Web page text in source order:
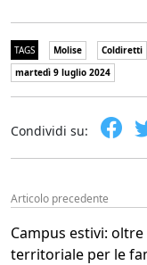
TAGS Molise Coldiretti
martedì 9 luglio 2024
Condividi su:
Articolo precedente
Campus estivi:
territoriale per le